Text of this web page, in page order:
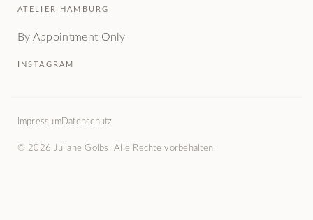
ATELIER HAMBURG
By Appointment Only
INSTAGRAM
© 2026 Juliane Golbs. Alle Rechte vorbehalten.
ImpressumDatenschutz